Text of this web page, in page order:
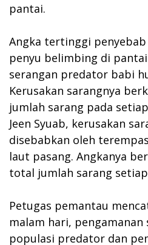
pantai.
Angka tertinggi
penyu belimbing di pantai
serangan predator babi
Kerusakan sarangnya
jumlah sarang pada
Jeen Syuab, kerusakan
disebabkan oleh
laut pasang. Angkanya
total jumlah sarang
Petugas pemantau
malam hari, pengamanan
populasi predator dan